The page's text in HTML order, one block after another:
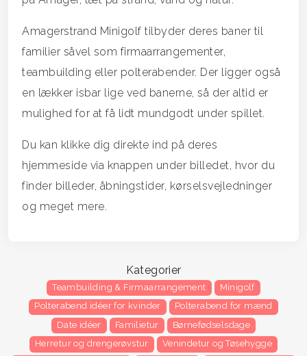
Amagerstrand Minigolf tilbyder deres baner til
familier såvel som firmaarrangementer,
teambuilding eller polterabender. Der ligger også
en lækker isbar lige ved banerne, så der altid er
mulighed for at få lidt mundgodt under spillet.
Du kan klikke dig direkte ind på deres
hjemmeside via knappen under billedet, hvor du
finder billeder, åbningstider, kørselsvejledninger
og meget mere.
Kategorier
Teambuilding & Firmaarrangement
Minigolf
Polterabend idéer for kvinder
Polterabend for mænd
Date idéer
Familietur
Børnefødselsdage
Herretur og drengerøvstur
Venindetur og Tøsehygge